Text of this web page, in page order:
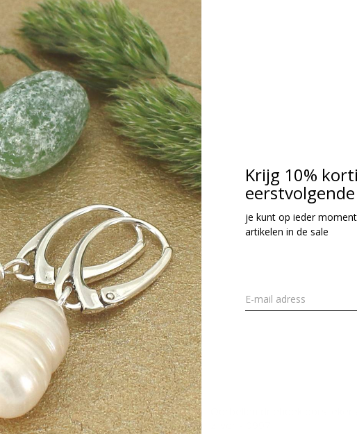
Krijg 10%
je kunt op ieder
artikelen in de sale
Ketting serotonine molecuul 925 zilver -
2477